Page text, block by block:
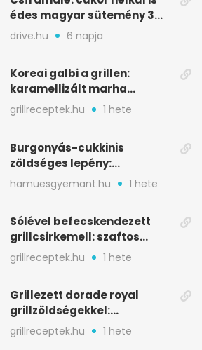
édes magyar sütemény 3
alapanyagból
drive.hu 6 napja
Koreai galbi a grillen:
karamellizált marha
rövidborda gyorsan
grillreceptek.hu 1 hete
Burgonyás-cukkinis
zöldséges lepény:
aranybarna, szaftos, hús
nélkül is
hamuesgyemant.hu 1 hete
Sólével befecskendezett
grillcsirkemell: szaftos
marad, nem szárad ki
grillreceptek.hu 1 hete
Grillezett dorade royal
grillzöldségekkel:
mediterrán ízek a rostélyról
grillreceptek.hu 1 hete